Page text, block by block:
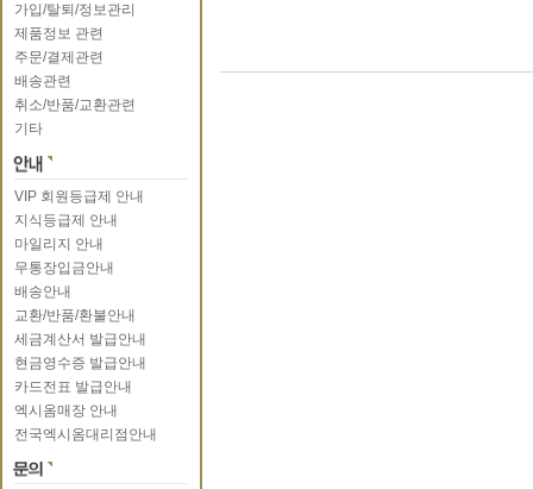
가입/탈퇴/정보관리
제품정보 관련
주문/결제관련
배송관련
취소/반품/교환관련
기타
VIP 회원등급제 안내
지식등급제 안내
마일리지 안내
무통장입금안내
배송안내
교환/반품/환불안내
세금계산서 발급안내
현금영수증 발급안내
카드전표 발급안내
엑시옴매장 안내
전국엑시옴대리점안내